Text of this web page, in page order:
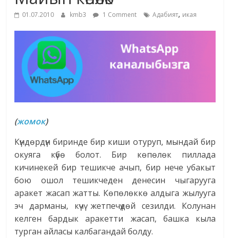
маданияты
адабияты
01.07.2010 kmb3 1 Comment Адабият, икая
(жомок)
Күндөрдүн биринде бир киши отуруп, мындай бир
окуяга күбө болот. Бир көпөлөк пиллада
кичинекей бир тешикче ачып, бир нече убакыт
бою ошол тешикчеден денесин чыгарууга
аракет жасап жатты. Көпөлөккө алдыга жылууга
эч дарманы, күчү жетпечүдөй сезилди. Колунан
келген бардык аракетти жасап, башка кыла
турган айласы калбагандай болду.